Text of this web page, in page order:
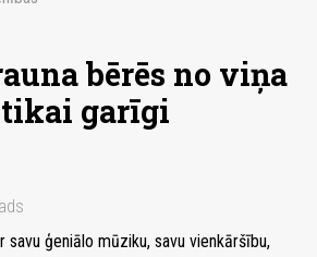
bērēs no viņa
garīgi
savu ģeniālo mūziku, savu vienkāršību,